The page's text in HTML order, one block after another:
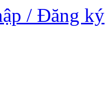
/ Đăng ký